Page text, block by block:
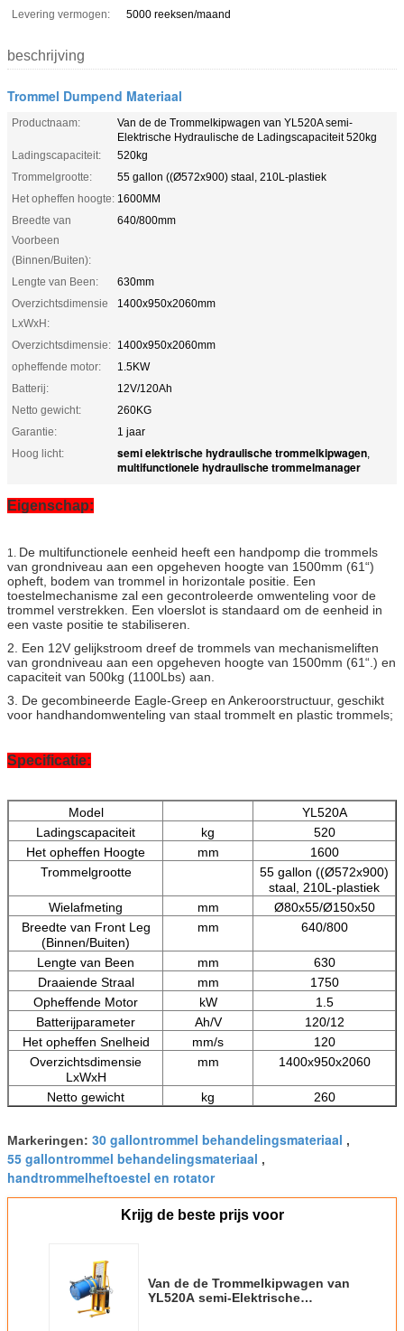
Levering vermogen:
5000 reeksen/maand
beschrijving
Trommel Dumpend Materiaal
Productnaam:
Van de de Trommelkipwagen van YL520A semi-
Elektrische Hydraulische de Ladingscapaciteit 520kg
Ladingscapaciteit:
520kg
Trommelgrootte:
55 gallon ((Ø572x900) staal, 210L-plastiek
Het opheffen hoogte: 1600MM
Breedte van
Voorbeen
(Binnen/Buiten):
640/800mm
Lengte van Been:
630mm
Overzichtsdimensie
LxWxH:
1400x950x2060mm
Overzichtsdimensie: 1400x950x2060mm
opheffende motor:
1.5KW
Batterij:
12V/120Ah
Netto gewicht:
260KG
Garantie:
1 jaar
Hoog licht:
semi elektrische hydraulische trommelkipwagen,
multifunctionele hydraulische trommelmanager
Eigenschap:
1. De multifunctionele eenheid heeft een handpomp die trommels
van grondniveau aan een opgeheven hoogte van 1500mm (61“)
opheft, bodem van trommel in horizontale positie. Een
toestelmechanisme zal een gecontroleerde omwenteling voor de
trommel verstrekken. Een vloerslot is standaard om de eenheid in
een vaste positie te stabiliseren.
2. Een 12V gelijkstroom dreef de trommels van mechanismeliften
van grondniveau aan een opgeheven hoogte van 1500mm (61“.) en
capaciteit van 500kg (1100Lbs) aan.
3. De gecombineerde Eagle-Greep en Ankeroorstructuur, geschikt
voor handhandomwenteling van staal trommelt en plastic trommels;
Specificatie:
Model
YL520A
Ladingscapaciteit
kg
520
Het opheffen Hoogte
mm
1600
Trommelgrootte
55 gallon ((Ø572x900)
staal, 210L-plastiek
Wielafmeting
mm
Ø80x55/Ø150x50
Breedte van Front Leg
(Binnen/Buiten)
mm 640/800
Lengte van Been mm
630
Draaiende Straal
mm
1750
Opheffende Motor
kW
1.5
Batterijparameter
Ah/V
120/12
Het opheffen Snelheid
mm/s
120
Overzichtsdimensie
LxWxH
mm 1400x950x2060
Netto gewicht kg 260
Markeringen: 30 gallontrommel behandelingsmateriaal ,
55 gallontrommel behandelingsmateriaal ,
handtrommelheftoestel en rotator
Krijg de beste prijs voor
Van de de Trommelkipwagen van
YL520A semi-Elektrische